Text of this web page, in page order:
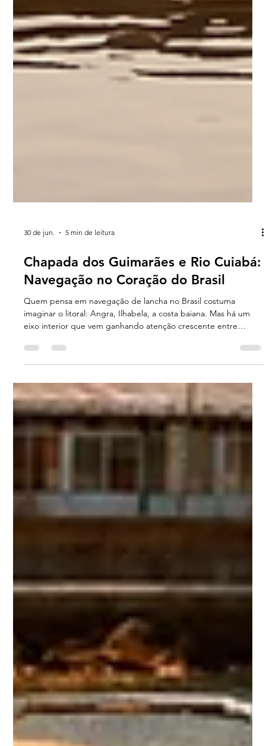
30 de jun. 5 min de leitura
Chapada dos Guimarães e Rio Cuiabá:
Quem pensa em navegação de lancha no Brasil costuma
imaginar o litoral: Angra, Ilhabela, a costa baiana. Mas há um
eixo interior que vem ganhando atenção crescente entre
proprietários de embarcações maiores — o triângulo formado
por Cuiabá, o Rio Cuiabá e a Chapada dos Guimarães, no
coração de Mato Grosso.